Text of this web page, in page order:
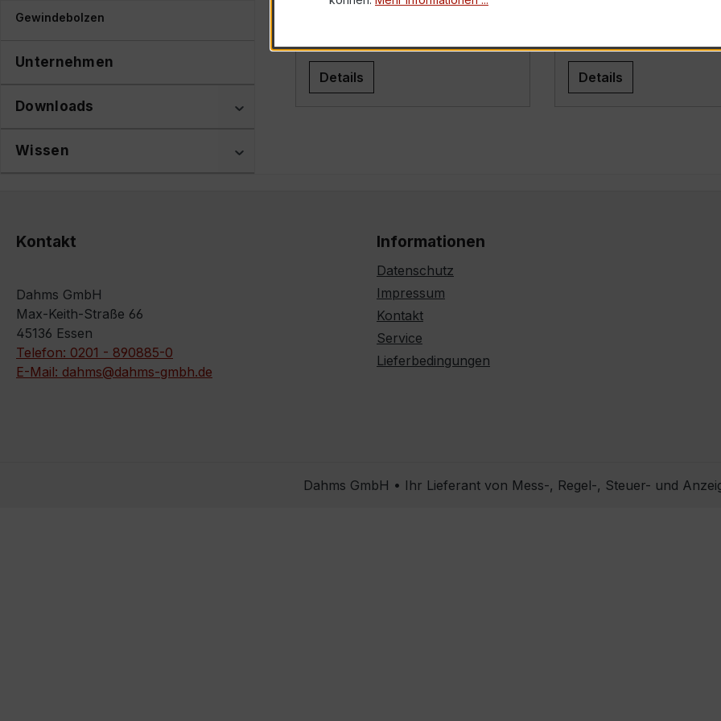
Gewindebolzen
Unternehmen
Downloads
Wissen
Details Details
Kontakt
Dahms GmbH
Max-Keith-Straße 66
45136 Essen
Telefon: 0201 - 890885-0
E-Mail: dahms@dahms-gmbh.de
Informationen
Datenschutz
Impressum
Kontakt
Service
Lieferbedingungen
Dahms GmbH • Ihr Lieferant von Mess-, Regel-, Steuer- und